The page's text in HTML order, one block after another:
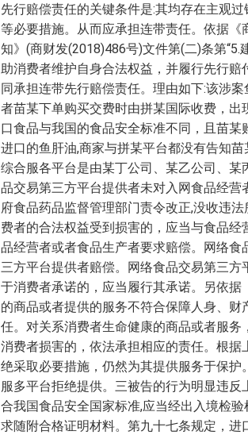
先行赔偿责任的关键条件是:其均存在主观
等必要措施。从而应承担连带责任。依据
知》(商财发(2018)486号)文件第(二)条第
助消费者维护自身合法权益，并履行先行
同承担连带先行赔偿责任。理由如下:该涉
者苗某下单购买交费时由拼某国际收费，
口食品与我国的食品安全标准不同，且苗
进口的鱼肝油,商家与拼某平台都没有告知
综合服各平台是由某丁公司、某乙公司、
品交易第三方平台提供者未对入网食品经
府食品药品监督管理部门责令改正,没收违
费者的合法权益受到损害的，应当与食品
品经营者或者食品生产者要求赔偿。网络
三方平台提供者赔偿。网络食品交易第三
于消费者承诺的，应当履行其承诺。另依
的商品或者提供的服务不符合保障人身、
任。对关系消费者生命健康的商品或者服
消费者损害的，依法承担相应的责任。根
绝采取必要措施，仍然为其提供服务于保
服多平台拒绝提供。三被告的行为明显违
合我国食品安全国家标准,应当经出入境检
求随附合格证明材料。第九十七条规定，